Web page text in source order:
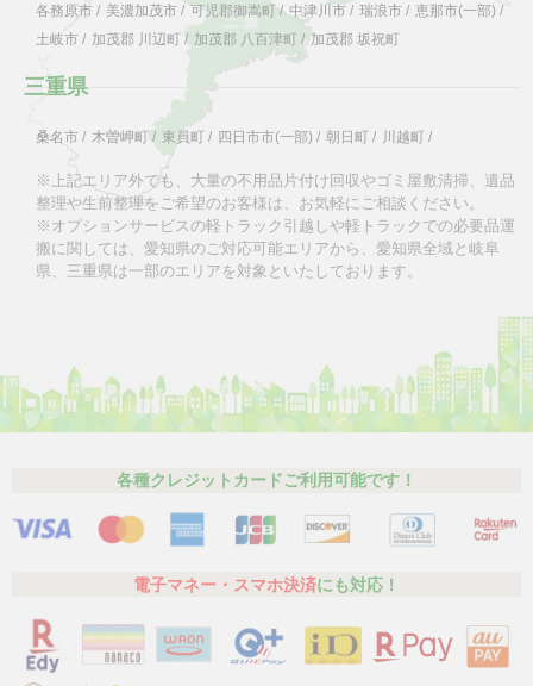
各務原市 / 美濃加茂市 / 可児郡御嵩町/ 中津川市 / 瑞浪市 / 恵那市(一部) /
土岐市 / 加茂郡 川辺町 / 加茂郡 八百津町 / 加茂郡 坂祝町
三重県
桑名市 / 木曽岬町/ 東員町 / 四日市市(一部) / 朝日町 / 川越町 /
※上記エリア外でも、大量の不用品片付け回収やゴミ屋敷清掃、遺品
整理や生前整理をご希望のお客様は、お気軽にご相談ください。
※オプションサービスの軽トラック引越しや軽トラックでの必要品運
搬に関しては、愛知県のご対応可能エリアから、愛知県全域と岐阜
県、三重県は一部のエリアを対象といたしております。
各種クレジットカードご利用可能です！
電子マネー・スマホ決済にも対応！